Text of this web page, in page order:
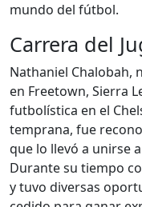
mundo del fútbol.
Carrera del
Nathaniel Chalobah,
en Freetown, Sierra
futbolística en el
temprana, fue
que lo llevó a unirse
Durante su tiempo
y tuvo diversas